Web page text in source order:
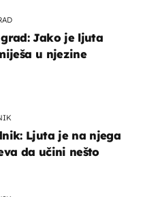
Jako je ljuta
u njezine
Ljuta je na njega
da učini nešto